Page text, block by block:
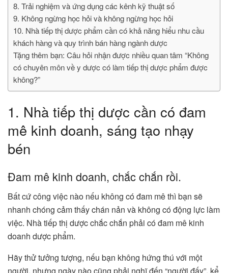
8. Trải nghiệm và ứng dụng các kênh kỹ thuật số
9. Không ngừng học hỏi và không ngừng học hỏi
10. Nhà tiếp thị dược phẩm cần có khả năng hiểu nhu cầu
khách hàng và quy trình bán hàng ngành dược
Tặng thêm bạn: Câu hỏi nhận được nhiều quan tâm “Không
có chuyên môn về y dược có làm tiếp thị dược phẩm được
không?”
1. Nhà tiếp thị dược cần có đam
mê kinh doanh, sáng tạo nhạy
bén
Đam mê kinh doanh, chắc chắn rồi.
Bất cứ công việc nào nếu không có đam mê thì bạn sẽ
nhanh chóng cảm thấy chán nản và không có động lực làm
việc. Nhà tiếp thị dược chắc chắn phải có đam mê kinh
doanh dược phẩm.
Hãy thử tưởng tượng, nếu bạn không hứng thú với một
người, nhưng ngày nào cũng phải nghĩ đến “người đấy”, kể